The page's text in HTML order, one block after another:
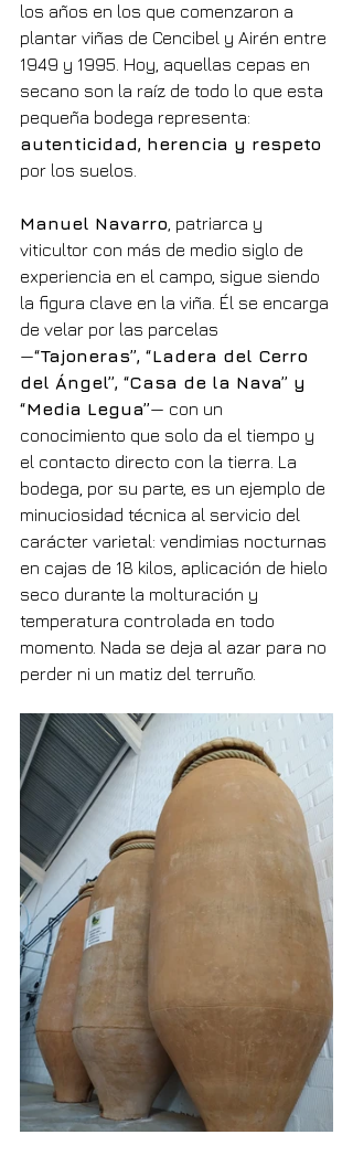
los años en los que comenzaron a
plantar viñas de Cencibel y Airén entre
1949 y 1995. Hoy, aquellas cepas en
secano son la raíz de todo lo que esta
pequeña bodega representa:
autenticidad, herencia y respeto
por los suelos.
Manuel Navarro , patriarca y
viticultor con más de medio siglo de
experiencia en el campo, sigue siendo
la figura clave en la viña. Él se encarga
de velar por las parcelas
—“Tajoneras”, “Ladera del Cerro
del Ángel”, “Casa de la Nava” y
“Media Legua”— con un
conocimiento que solo da el tiempo y
el contacto directo con la tierra. La
bodega, por su parte, es un ejemplo de
minuciosidad técnica al servicio del
carácter varietal: vendimias nocturnas
en cajas de 18 kilos, aplicación de hielo
seco durante la molturación y
temperatura controlada en todo
momento. Nada se deja al azar para no
perder ni un matiz del terruño.